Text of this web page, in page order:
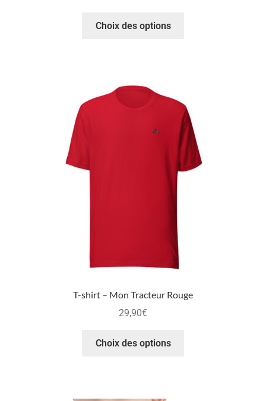
Choix des options
T-shirt – Mon Tracteur Rouge
29,90€
Choix des options